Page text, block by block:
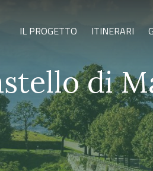
IL PROGETTO ITINERARI
di